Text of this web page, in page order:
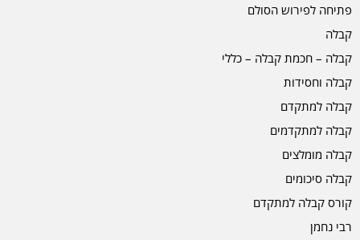
פתיחה לפירוש הסולם
קבלה
קבלה – חכמת קבלה – כללי
קבלה וחסידות
קבלה למתקדם
קבלה למתקדמים
קבלה מומלצים
קבלה סיכומים
קורס קבלה למתקדם
רבי נחמן